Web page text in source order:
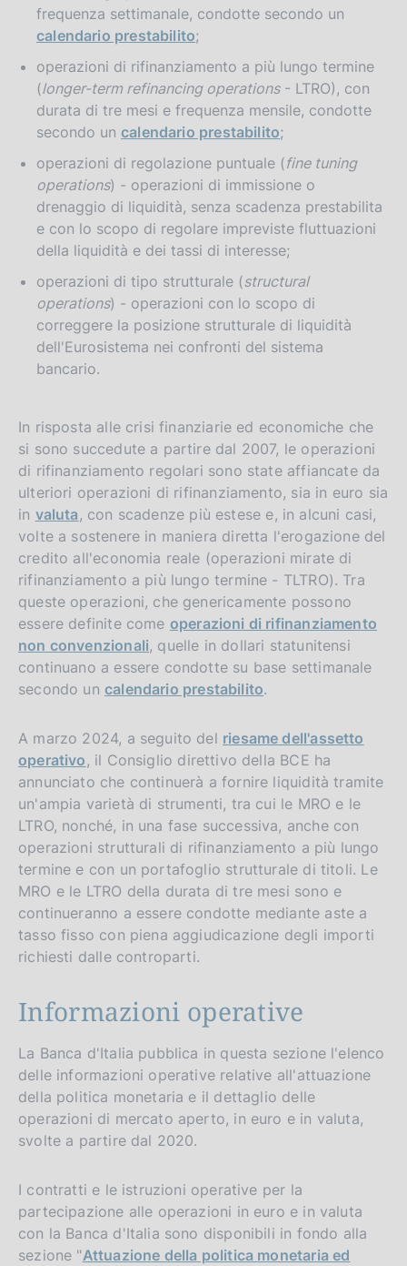
frequenza settimanale, condotte secondo un
calendario prestabilito;
operazioni di rifinanziamento a più lungo termine
(longer-term refinancing operations- LTRO), con
durata di tre mesi e frequenza mensile, condotte
secondo un calendario prestabilito;
operazioni di regolazione puntuale (fine tuning
operations) - operazioni di immissione o
drenaggio di liquidità, senza scadenza prestabilita
e con lo scopo di regolare impreviste fluttuazioni
della liquidità e dei tassi di interesse;
operazioni di tipo strutturale (structural
operations) - operazioni con lo scopo di
correggere la posizione strutturale di liquidità
dell'Eurosistema nei confronti del sistema
bancario.
In risposta alle crisi finanziarie ed economiche che
si sono succedute a partire dal 2007, le operazioni
di rifinanziamento regolari sono state affiancate da
ulteriori operazioni di rifinanziamento, sia in euro sia
in valuta , con scadenze più estese e, in alcuni casi,
volte a sostenere in maniera diretta l'erogazione del
credito all'economia reale (operazioni mirate di
rifinanziamento a più lungo termine - TLTRO). Tra
queste operazioni, che genericamente possono
essere definite come operazioni di rifinanziamento
non convenzionali, quelle in dollari statunitensi
continuano a essere condotte su base settimanale
secondo un calendario prestabilito.
A marzo 2024, a seguito del riesame dell'assetto
operativo , il Consiglio direttivo della BCE ha
annunciato che continuerà a fornire liquidità tramite
un'ampia varietà di strumenti, tra cui le MRO e le
LTRO, nonché, in una fase successiva, anche con
operazioni strutturali di rifinanziamento a più lungo
termine e con un portafoglio strutturale di titoli. Le
MRO e le LTRO della durata di tre mesi sono e
continueranno a essere condotte mediante aste a
tasso fisso con piena aggiudicazione degli importi
richiesti dalle controparti.
Informazioni operative
La Banca d'Italia pubblica in questa sezione l'elenco
delle informazioni operative relative all'attuazione
della politica monetaria e il dettaglio delle
operazioni di mercato aperto, in euro e in valuta,
svolte a partire dal 2020.
I contratti e le istruzioni operative per la
partecipazione alle operazioni in euro e in valuta
con la Banca d'Italia sono disponibili in fondo alla
sezione "Attuazione della politica monetaria ed